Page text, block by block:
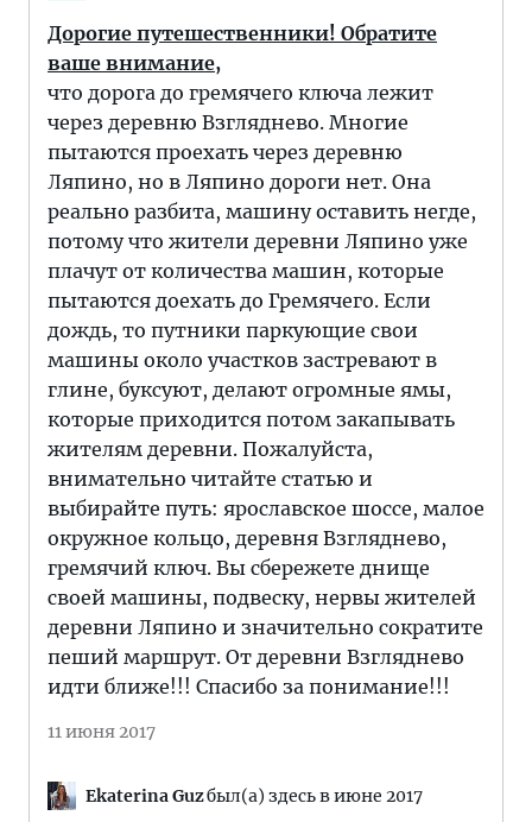
Дорогие путешественники! Обратите
ваше внимание,
что дорога до гремячего ключа лежит
через деревню Взгляднево. Многие
пытаются проехать через деревню
Ляпино, но в Ляпино дороги нет. Она
реально разбита, машину оставить негде,
потому что жители деревни Ляпино уже
плачут от количества машин, которые
пытаются доехать до Гремячего. Если
дождь, то путники паркующие свои
машины около участков застревают в
глине, буксуют, делают огромные ямы,
которые приходится потом закапывать
жителям деревни. Пожалуйста,
внимательно читайте статью и
выбирайте путь: ярославское шоссе, малое
окружное кольцо, деревня Взгляднево,
гремячий ключ. Вы сбережете днище
своей машины, подвеску, нервы жителей
деревни Ляпино и значительно сократите
пеший маршрут. От деревни Взгляднево
идти ближе!!! Спасибо за понимание!!!
11 июня 2017
Ekaterina Guzбыл(а) здесь в июне 2017